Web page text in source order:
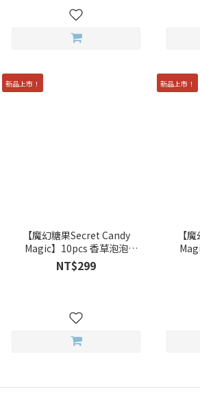
新品上市！
【魔幻糖果Secret Candy
Magic】10pcs 香草泡泡
Vanilla Brown 彩色日拋
NT$299
新品上市！
【